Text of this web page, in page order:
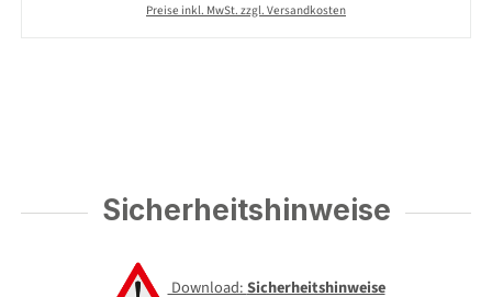
Preise inkl. MwSt. zzgl. Versandkosten
Sicherheitshinweise
Download:Sicherheitshinweise